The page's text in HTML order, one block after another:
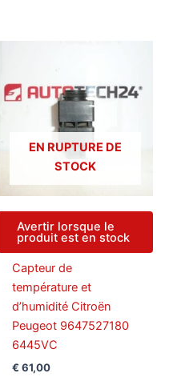
EN RUPTURE DE
STOCK
Avertir lorsque le
produit est en stock
Capteur de
température et
d’humidité Citroën
Peugeot 9647527180
6445VC
€ 61,00